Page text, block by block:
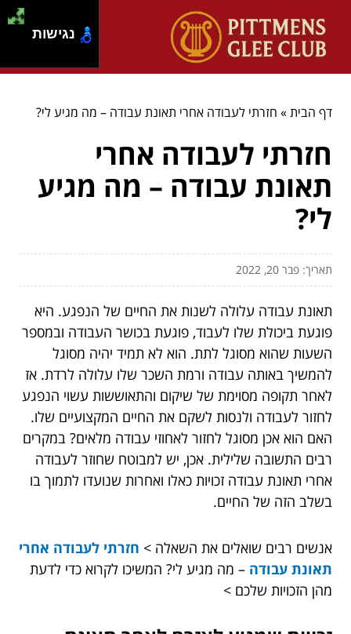
דף הבית» חזרתי לעבודה אחרי תאונת עבודה – מה מגיע לי?
חזרתי לעבודה אחרי
תאונת עבודה – מה מגיע
לי?
תאריך: פבר 20, 2022
תאונת עבודה עלולה לשנות את החיים של הנפגע. היא
פוגעת ביכולת שלו לעבוד, פוגעת בכושר העבודה ובמספר
השעות שהוא מסוגל לתת. הוא לא תמיד יהיה מסוגל
להמשיך באותה עבודה ורמת השכר שלו עלולה לרדת. אז
לאחר תקופה מסוימת של שיקום והתאוששות עשוי הנפגע
לחזור לעבודה ולנסות לשקם את החיים המקצועיים שלו.
האם הוא אכן מסוגל לחזור לאחוזי עבודה מלאים? במקרים
רבים התשובה שלילית. אכן, יש למבוטח שחוזר לעבודה
אחרי תאונת עבודה זכויות כאלו ואחרות שנועדו לתמוך בו
בשלב הזה של החיים.
אנשים רבים שואלים את השאלה > חזרתי לעבודה אחרי
תאונת עבודה – מה מגיע לי? המשיכו לקרוא כדי לדעת
מהן הזכויות שלכם >
נגישות